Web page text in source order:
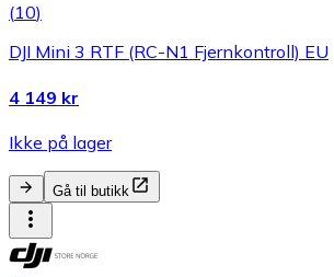
(10)
DJI Mini 3 RTF (RC-N1 Fjernkontroll) EU
4 149 kr
Ikke på lager
Gå til butikk